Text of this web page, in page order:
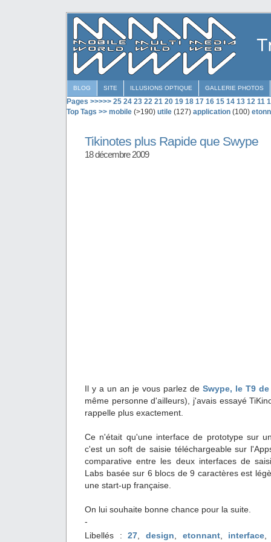
BLOG SITE ILLUSIONS OPTIQUE GALLERIE PHOTOS
Pages >>>>> 25 24 23 22 21 20 19 18 17 16 15 14 13 12 11
Top Tags >> mobile (>190) utile (127) application (100)
Tikinotes plus Rapide que Swype
18 décembre 2009
Il y a un an je vous parlez de Swype, le T9
même personne d'ailleurs), j'avais essayé
rappelle plus exactement.
Ce n'était qu'une interface de prototype sur
c'est un soft de saisie téléchargeable sur
comparative entre les deux interfaces de
Labs basée sur 6 blocs de 9 caractères est
une start-up française.
On lui souhaite bonne chance pour la suite.
-
Libellés :27 ,design etonnant, interface